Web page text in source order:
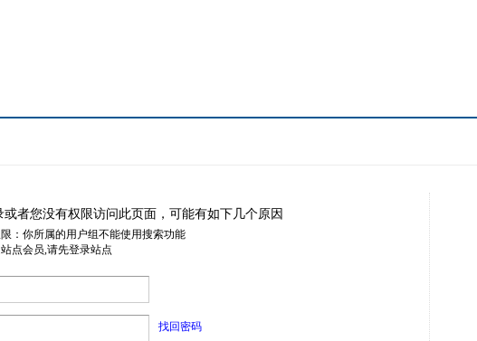
或者您没有权限访问此页面，可能有如下几个原因
：你所属的用户组不能使用搜索功能
点会员,请先登录站点
找回密码